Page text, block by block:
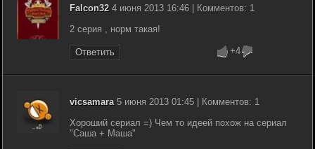
Falcon32 4 июня 2013 16:46 | Комментов: 1
2 серия , норм такая!
Ответить +4
vicsamara 5 июня 2013 01:45 | Комментов: 1
Хороший сериал =) Чем то идеей похож на сериал
"Саша + Маша"